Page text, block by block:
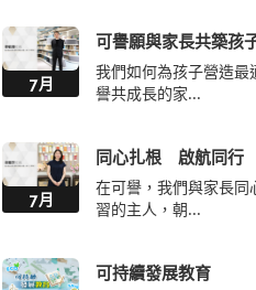
7月
可譽願與家長共築孩
我們如何為孩子營造
譽共成長的家...
7月
同心扎根 啟航同行
在可譽，我們與家長
習的主人，朝...
可持續發展教育